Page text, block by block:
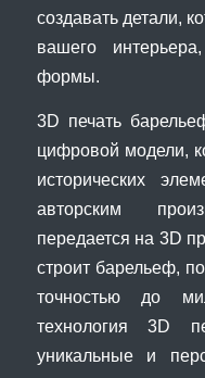
создавать детали,
вашего
формы.
3D печать
цифровой модели,
исторических
авторским
передается на 3D
строит барельеф,
точностью до
технология 3D
уникальные и